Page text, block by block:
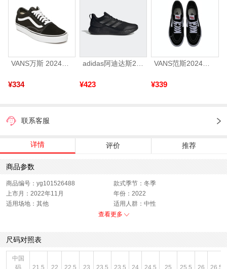
VANS万斯 2024年新款中性OldSkool帆布鞋/硫化鞋VN000D3HY28（延续款）
¥334 ¥423 ¥339
联系客服
详情 评价 推荐
商品参数
商品编号：yg101526488
款式季节：冬季
上市月：2022年11月
年份：2022
适用场地：其他
适用人群：中性
销售季：22Q4
上市时间：2022年冬季
鞋帮：低帮
色系：黑色
风格：休闲
闭合方式：系带
查看更多
尺码对照表
中国
码
21.5 22 22.5 23 23.5 23.5 24 24.5 25 25.5 26 26.5